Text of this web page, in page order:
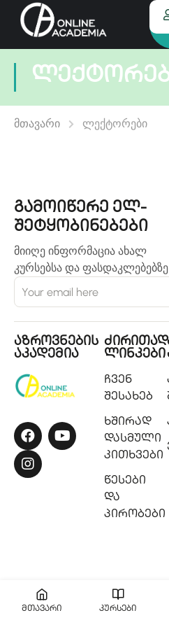
მთავარი ლექტორები
გამოიწერე ელ-
შეტყობინებები
მიიღე ინფორმაცია ახალ
კურსებსა და ფასდაკლებებზე
აზროვნების
აკადემია
ლინკები
ჩვენ
შესახებ
ხშირად
დასმული
კითხვები
წესები
და
პირობები
მთავარი კურსები